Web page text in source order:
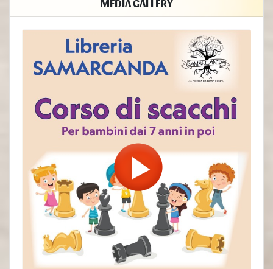
- Base giuridica del trattamento
Il Titolare tratta Dati Personali relativi all’Utente in caso sussista una
delle seguenti condizioni:
l’Utente ha prestato il consenso per una o più finalità specifiche; Nota:
in alcuni ordinamenti il Titolare può essere autorizzato a trattare Dati
delle basi giuridiche specificate di seguito, fino a quando l’Utente non
si opponga (“opt-out”) a tale trattamento. Ciò non è tuttavia applicabile
europea in materia di protezione dei Dati Personali;
il trattamento è necessario all'esecuzione di un contratto con l’Utente
e/o all'esecuzione di misure precontrattuali;
il trattamento è necessario per adempiere un obbligo legale al quale è
soggetto il Titolare;
il trattamento è necessario per l'esecuzione di un compito di interesse
pubblico o per l'esercizio di pubblici poteri di cui è investito il Titolare;
il trattamento è necessario per il perseguimento del legittimo interesse
del Titolare o di terzi.
È comunque sempre possibile richiedere al Titolare di chiarire la
concreta base giuridica di ciascun trattamento ed in particolare di
specificare se il trattamento sia basato sulla legge, previsto da un
MEDIA GALLERY